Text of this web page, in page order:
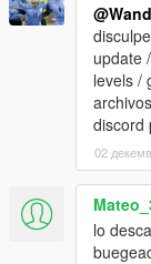
update
levels /
discord
02
lo